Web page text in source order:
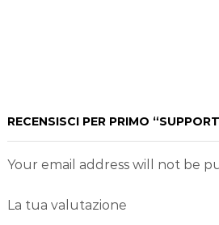
RECENSISCI PER PRIMO
Your email address will not be
La tua valutazione